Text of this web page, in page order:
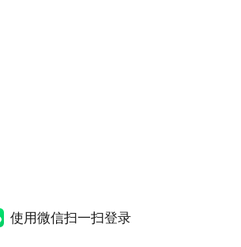
使用微信扫一扫登录